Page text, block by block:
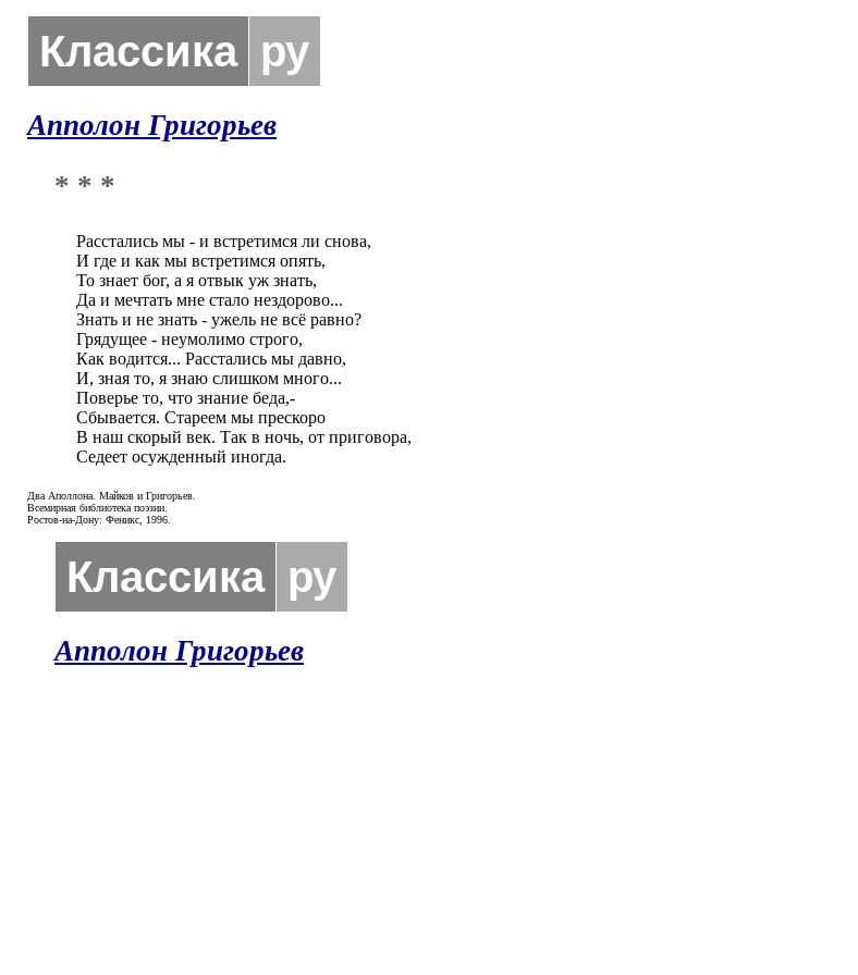
Классика ру
Апполон Григорьев
* * *
Расстались мы - и встретимся ли снова,
И где и как мы встретимся опять,
То знает бог, а я отвык уж знать,
Да и мечтать мне стало нездорово...
Знать и не знать - ужель не всё равно?
Грядущее - неумолимо строго,
Как водится... Расстались мы давно,
И, зная то, я знаю слишком много...
Поверье то, что знание беда,-
Сбывается. Стареем мы прескоро
В наш скорый век. Так в ночь, от приговора,
Седеет осужденный иногда.
Два Аполлона. Майков и Григорьев.
Всемирная библиотека поэзии.
Ростов-на-Дону: Феникс, 1996.
Классика ру
Апполон Григорьев